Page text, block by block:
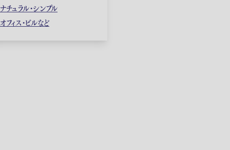
ナチュラル・シンプル
オフィス・ビルなど